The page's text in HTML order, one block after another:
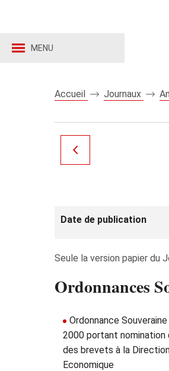
MENU
Accueil Journaux
Date de publication
Seule la version papier du
Ordonnances
Ordonnance
2000 portant
des brevets à la
Economique